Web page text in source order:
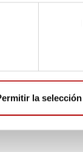
la selección